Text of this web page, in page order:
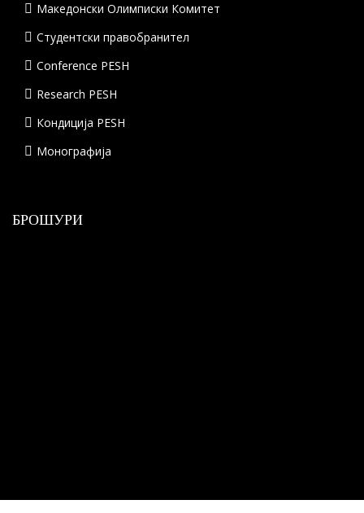
Македонски Олимписки Комитет
Студентски правобранител
Conference PESH
Research PESH
Кондиција PESH
Монографија
БРОШУРИ